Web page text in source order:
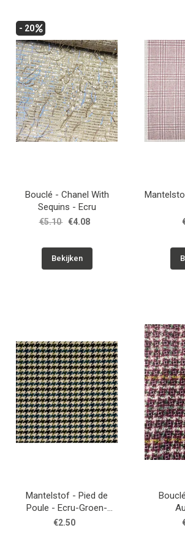
Patronen
Breien & Haken
Hobby
Workshops
Contact
- 20
Bouclé - Chanel With
Sequins - Ecru
€5.10 €4.08
Bekijken
Mantelstof - Pied de
Poule - Ecru-Groen-
Petrol-Zwart
€2.50